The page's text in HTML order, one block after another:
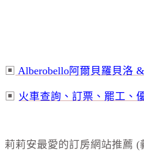
▣ Alberobello阿爾貝羅貝洛
▣ 火車查詢、訂票、罷工、
莉莉安最愛的訂房網站推薦 (